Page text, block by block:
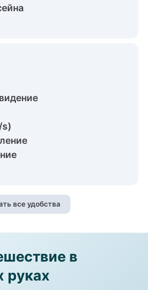
s)
все удобства
в
руках